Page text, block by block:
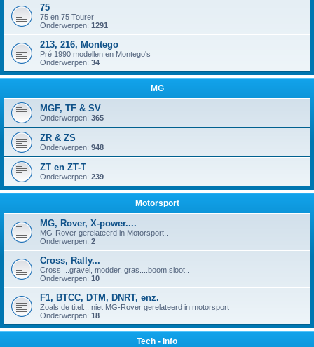
75
75 en 75 Tourer
Onderwerpen: 1291
213, 216, Montego
Pré 1990 modellen en Montego's
Onderwerpen: 34
MG
MGF, TF & SV
Onderwerpen: 365
ZR & ZS
Onderwerpen: 948
ZT en ZT-T
Onderwerpen: 239
Motorsport
MG, Rover, X-power....
MG-Rover gerelateerd in Motorsport..
Onderwerpen: 2
Cross, Rally...
Cross ...gravel, modder, gras....boom,sloot..
Onderwerpen: 10
F1, BTCC, DTM, DNRT, enz.
Zoals de titel... niet MG-Rover gerelateerd in motorsport
Onderwerpen: 18
Tech - Info